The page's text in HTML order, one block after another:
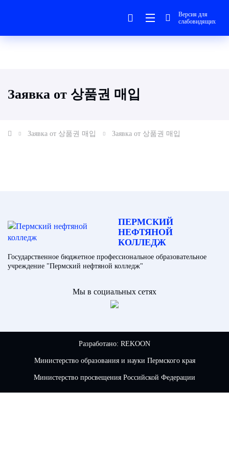
Версия для
слабовидящих
Заявка от 상품권 매입
Заявка от 상품권 매입 Заявка от 상품권 매입
ПЕРМСКИЙ
НЕФТЯНОЙ
КОЛЛЕДЖ
Государственное бюджетное профессиональное образовательное
учреждение "Пермский нефтяной колледж"
Мы в социальных сетях
Разработано: REKOON
Министерство образования и науки Пермского края
Министерство просвещения Российской Федерации